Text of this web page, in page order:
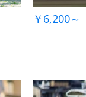
￥6,200～